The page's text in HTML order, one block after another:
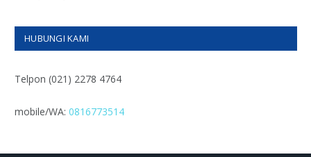
HUBUNGI KAMI
Telpon (021) 2278 4764
mobile/WA: 0816773514